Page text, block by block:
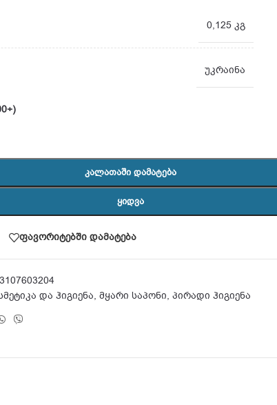
0,125 კგ
უკრაინა
ᲙᲐᲚᲐᲗᲐᲨᲘ ᲓᲐᲛᲐᲢᲔᲑᲐ
ᲧᲘᲓᲕᲐ
ფავორიტებში დამატება
და ჰიგიენა, მყარი საპონი, პირადი ჰიგიენა